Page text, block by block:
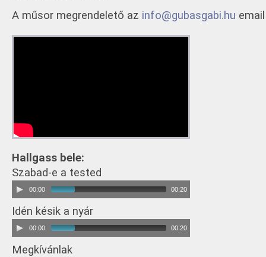
A műsor megrendelető az info@gubasgabi.hu
Hallgass bele:
Szabad-e a tested
00:00 00:20
Idén késik a nyár
00:00 00:20
Megkívánlak